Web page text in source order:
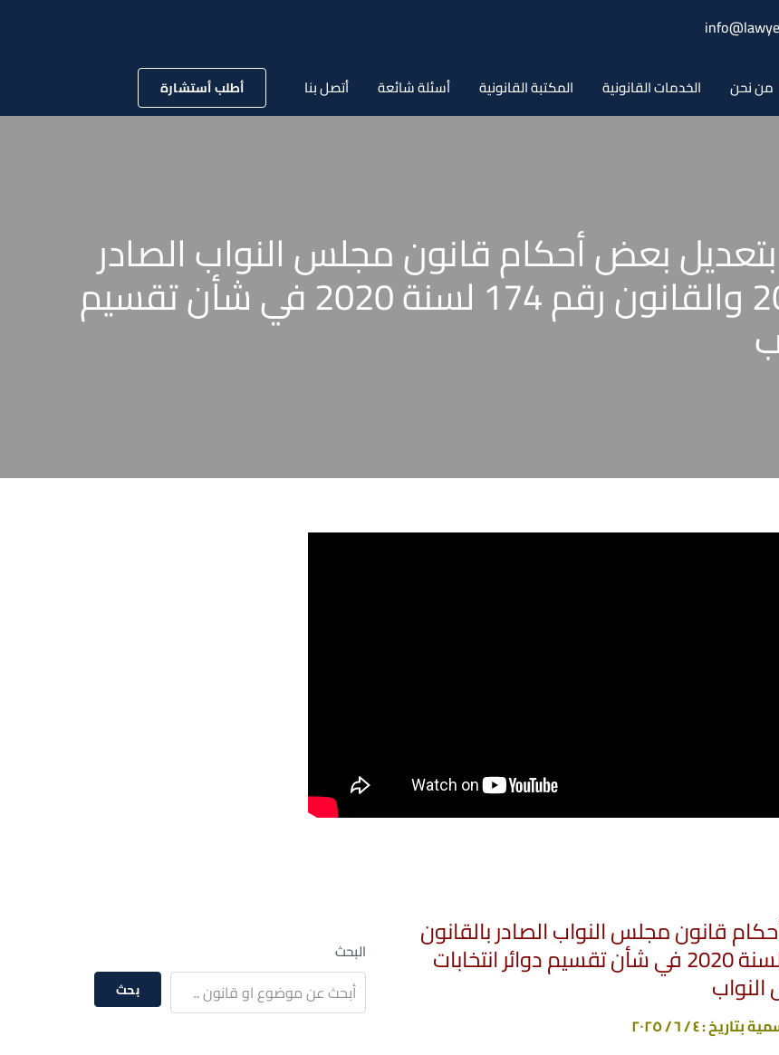
من نحن الخدمات القانونية المكتبة القانونية أسئلة شائعة أتصل بنا أطلب أستشارة
قانون رقم ۸٥ لسنة ۲۰۲٥ بتعديل بعض أحكام قانون مجلس النواب الصادر
بالقانون رقم 46 لسنة 2014 والقانون رقم 174 لسنة 2020 في شأن تقسيم
بتعديل بعض أحكام قانون مجلس النواب الصادر بالقانون
رقم 46 لسنة 2014 والقانون رقم 174 لسنة 2020 في شأن تقسيم دوائر انتخابات
: ٤ / ٦ / ۲۰۲٥
البحث
بحث